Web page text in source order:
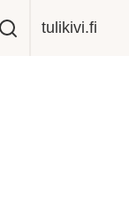
tulikivi.fi